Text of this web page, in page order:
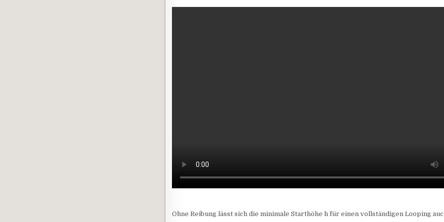
Ohne Reibung lässt sich die minimale Starthöhe h für einen vollständigen Looping